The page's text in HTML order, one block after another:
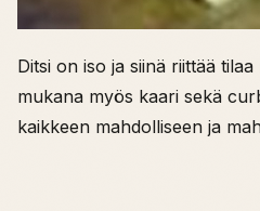
Ditsi on iso ja siinä riittää
mukana myös kaari sekä
kaikkeen mahdolliseen ja